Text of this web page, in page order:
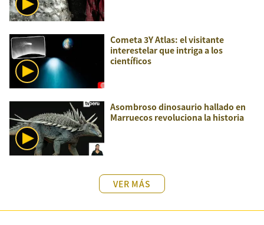
Cometa 3Y Atlas: el visitante
interestelar que intriga a los
científicos
Asombroso dinosaurio hallado en
Marruecos revoluciona la historia
VER MÁS